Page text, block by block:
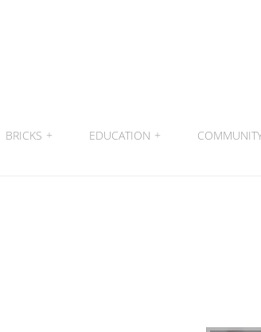
BRICKS + EDUCATION +